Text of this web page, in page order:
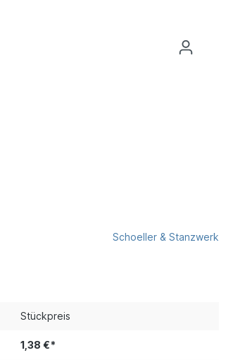
Schoeller & Stanzwerk
Stückpreis
1,38 €*